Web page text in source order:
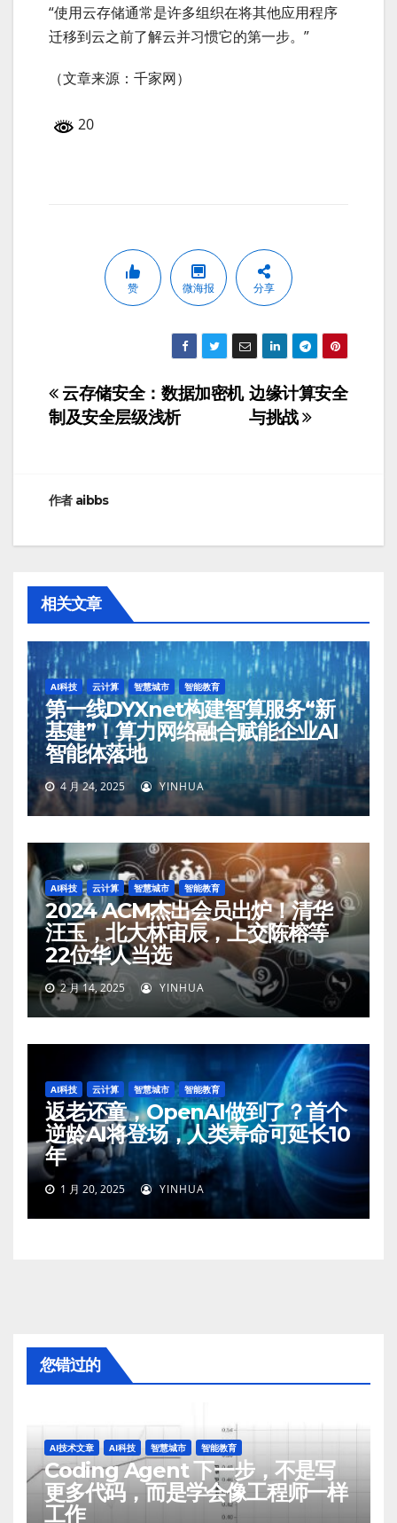
“使用云存储通常是许多组织在将其他应用程序
迁移到云之前了解云并习惯它的第一步。”
（文章来源：千家网）
20
赞 微海报 分享
文
章
航
边缘计算安全
与挑战
云存储安全：数据加密机
制及安全层级浅析
作者 aibbs
相关文章
AI科技 云计算 智慧城市 智能教育
第一线DYXnet构建智算服务“新
基建”！算力网络融合赋能企业AI
智能体落地
4 月 24, 2025 YINHUA
AI科技 云计算 智慧城市 智能教育
2024 ACM杰出会员出炉！清华
汪玉，北大林宙辰，上交陈榕等
22位华人当选
2 月 14, 2025 YINHUA
AI科技 云计算 智慧城市 智能教育
返老还童，OpenAI做到了？首个
逆龄AI将登场，人类寿命可延长10
年
1 月 20, 2025 YINHUA
您错过的
AI技术文章 AI科技 智慧城市 智能教育
Coding Agent 下一步，不是写
更多代码，而是学会像工程师一样
工作